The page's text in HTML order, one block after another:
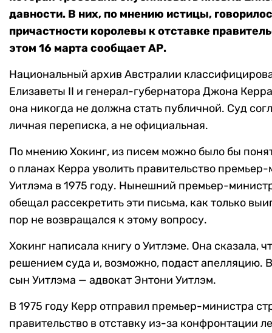
давности. В них, по мнению истицы,
причастности королевы к отставке
этом 16 марта сообщает АР.
Национальный архив Австралии
Елизаветы II и генерал-губернатора Джона
она никогда не должна стать публичной. Суд
личная переписка, а не официальная.
По мнению Хокинг, из писем можно было бы
о планах Керра уволить правительство
Уитлэма в 1975 году. Нынешний премьер-
обещал рассекретить эти письма, как только
пор не возвращался к этому вопросу.
Хокинг написала книгу о Уитлэме. Она сказала,
решением суда и, возможно, подаст апелляцию.
сын Уитлэма — адвокат Энтони Уитлэм.
В 1975 году Керр отправил премьер-министра
правительство в отставку из-за конфронтации